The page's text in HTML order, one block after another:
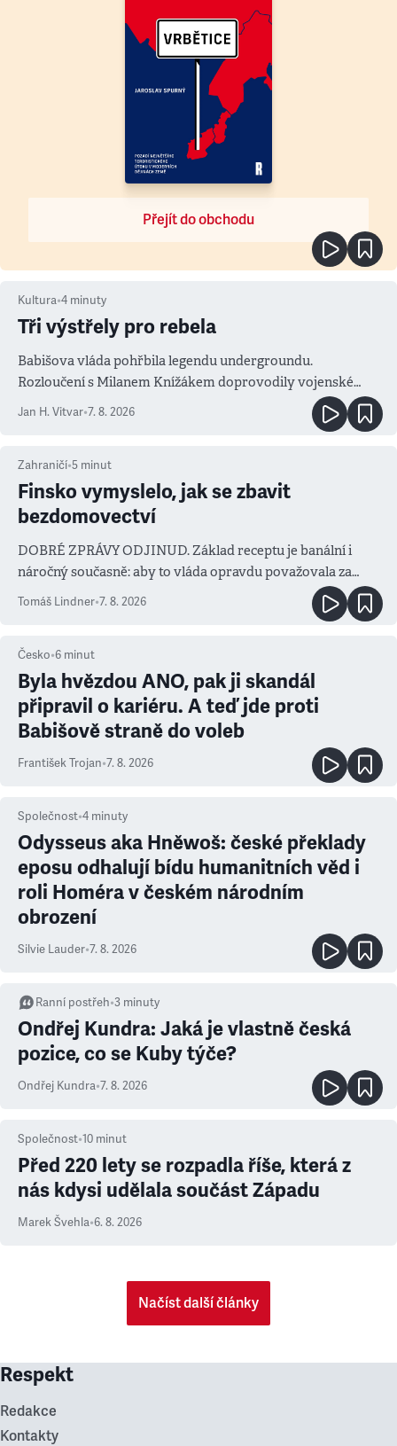
Přejít do obchodu
Kultura•4 minuty
Tři výstřely pro rebela
Babišova vláda pohřbila legendu undergroundu.
Rozloučení s Milanem Knížákem doprovodily vojenské
salvy i kritika pokrokářů
Jan H. Vitvar•7. 8. 2026
Zahraničí•5 minut
Finsko vymyslelo, jak se zbavit
bezdomovectví
DOBRÉ ZPRÁVY ODJINUD. Základ receptu je banální i
náročný současně: aby to vláda opravdu považovala za
prioritu
Tomáš Lindner•7. 8. 2026
Česko•6 minut
Byla hvězdou ANO, pak ji skandál
připravil o kariéru. A teď jde proti
Babišově straně do voleb
František Trojan•7. 8. 2026
Společnost•4 minuty
Odysseus aka Hněwoš: české překlady
eposu odhalují bídu humanitních věd i
roli Homéra v českém národním
obrození
Silvie Lauder•7. 8. 2026
Ranní postřeh•3 minuty
Ondřej Kundra: Jaká je vlastně česká
pozice, co se Kuby týče?
Ondřej Kundra•7. 8. 2026
Společnost•10 minut
Před 220 lety se rozpadla říše, která z
nás kdysi udělala součást Západu
Marek Švehla•6. 8. 2026
Načíst další články
Respekt
Redakce
Kontakty